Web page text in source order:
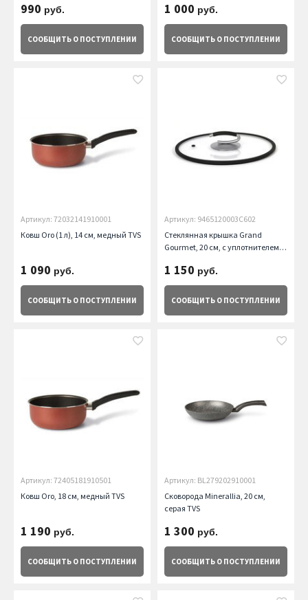
990 руб.
СООБЩИТЬ О ПОСТУПЛЕНИИ
1 000 руб.
СООБЩИТЬ О ПОСТУПЛЕНИИ
Артикул: 72032141910001
Ковш Oro (1 л), 14 см, медный TVS
1 090 руб.
СООБЩИТЬ О ПОСТУПЛЕНИИ
Артикул: 9465120003С602
Стеклянная крышка Grand
Gourmet, 20 см, с уплотнителем
1 150 руб.
СООБЩИТЬ О ПОСТУПЛЕНИИ
Артикул: 72405181910501
Ковш Oro, 18 см, медный TVS
1 190 руб.
СООБЩИТЬ О ПОСТУПЛЕНИИ
Артикул: BL279202910001
Сковорода Minerallia, 20 см,
серая TVS
1 300 руб.
СООБЩИТЬ О ПОСТУПЛЕНИИ